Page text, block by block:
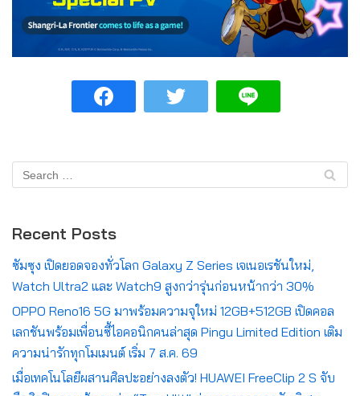
Recent Posts
ซัมซุง เปิดยอดจองทั่วโลก Galaxy Z Series เจเนอเรชันใหม่,
Watch Ultra2 และ Watch9 สูงกว่ารุ่นก่อนหน้ากว่า 30%
OPPO Reno16 5G มาพร้อมความจุใหม่ 12GB+512GB เปิดคอล
เลกชันพร้อมเพื่อนซี้ไอคอนิกคนล่าสุด Pingu Limited Edition เติม
ความน่ารักทุกโมเมนต์ เริ่ม 7 ส.ค. 69
เมื่อเทคโนโลยีผสานศิลปะอย่างลงตัว! HUAWEI FreeClip 2 S จับ